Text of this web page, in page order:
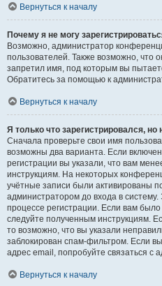
Вернуться к началу
Почему я не могу
Возможно, администратор
пользователей. Также возможно, что
запретил имя, под которым вы
Обратитесь за помощью к
Вернуться к началу
Я только что зарегистрировался, но
Сначала проверьте свои имя
возможны два варианта. Если
регистрации вы указали, что вам
инструкциям. На некоторых
учётные записи были активированы
администратором до входа в
процессе регистрации. Если вам
следуйте полученным инструкциям.
то возможно, что вы указали
заблокирован спам-фильтром. Если
адрес email, попробуйте связаться с
Вернуться к началу